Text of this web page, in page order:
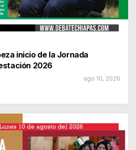
inicio de la Jornada
2026
ago 10, 2026